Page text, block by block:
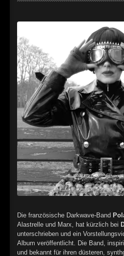
Rattenfänger
Oberer Totpunkt
► Dia De Los
Oberer Totpunkt
► Alltag macht tot
Oberer Totpunkt
► Die Krieger
Oberer Totpunkt
► Imperator
Oberer Totpunkt
► Maschinenherz
Oberer Totpunkt
► Der Siebte Tag
Oberer Totpunkt
► Langfristig
Oberer Totpunkt
► Blutmond
Oberer Totpunkt
Oberer Totpunkt
► Teufels Lehrerin
Oberer Totpunkt
► Zeit verfliegt
Oberer Totpunkt
Die französische Darkwave-Band
Alastrelle und Marx, hat kürzlich bei
unterschrieben und ein
Album veröffentlicht. Die Band,
und bekannt für ihren düsteren,